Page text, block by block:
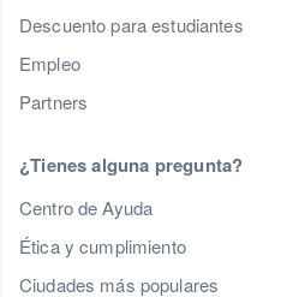
Descuento para estudiantes
Empleo
Partners
¿Tienes alguna pregunta?
Centro de Ayuda
Ética y cumplimiento
Ciudades más populares